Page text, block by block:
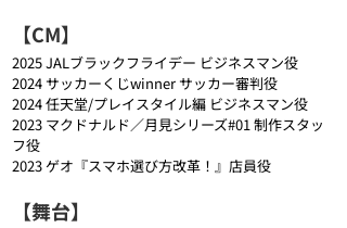
【CM】
2025 JALブラックフライデー ビジネスマン役
2024 サッカーくじwinner サッカー審判役
2024 任天堂/プレイスタイル編 ビジネスマン役
2023 マクドナルド／月見シリーズ#01 制作スタッ
フ役
2023 ゲオ『スマホ選び方改革！』店員役
【舞台】